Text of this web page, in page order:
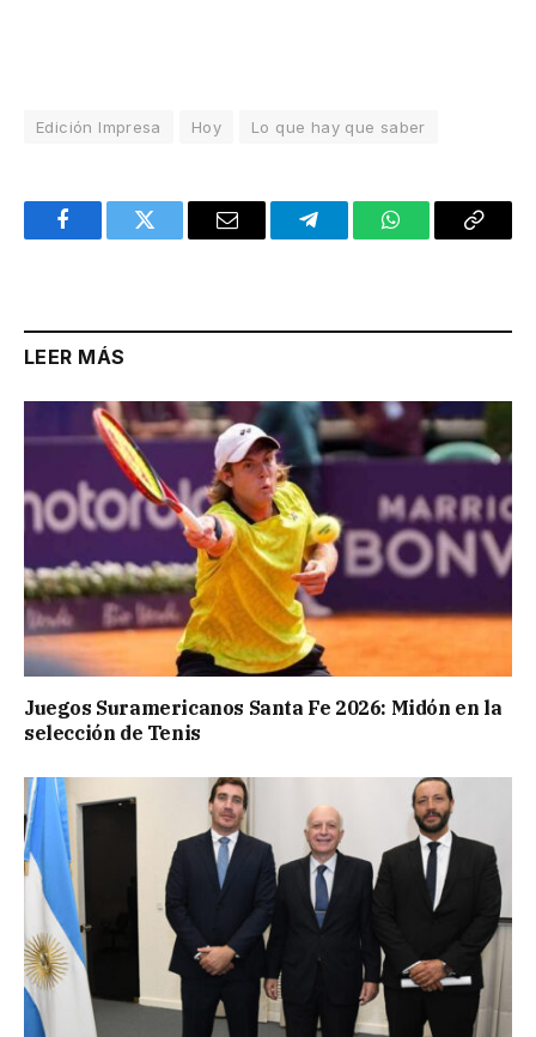
Edición Impresa Hoy Lo que hay que saber
FacebookTwitter Email TelegramWhatsAppCopy
LEER MÁS
Juegos Suramericanos Santa Fe 2026: Midón en la
selección de Tenis